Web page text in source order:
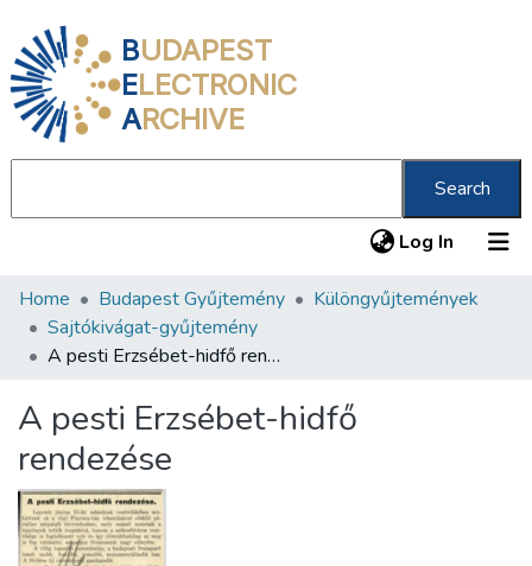
BUDAPEST
ELECTRONIC
ARCHIVE
Search
Log In (current)
Communities & Collections
All of DSpace
About us
Home Budapest Gyűjtemény
Különgyűjtemények
Sajtókivágat-gyűjtemény
A pesti Erzsébet-hidfő rendezése
A pesti Erzsébet-hidfő
rendezése